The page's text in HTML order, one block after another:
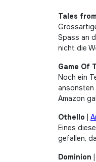
Tales
Spass an
nicht die
Game Of
Noch ein
ansonsten
Amazon
Othello |
Eines
gefallen,
Dominion |